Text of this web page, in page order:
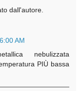
dall'autore.
AM
nebulizzata
PIÙ bassa